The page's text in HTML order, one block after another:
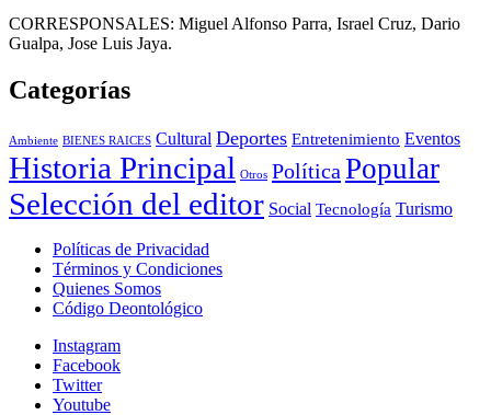
CORRESPONSALES: Miguel Alfonso Parra, Israel Cruz, Dario
Gualpa, Jose Luis Jaya.
Categorías
Ambiente BIENES RAICES Cultural Deportes Entretenimiento Eventos
Historia Principal Otros Política Popular
Selección del editor Social Tecnología Turismo
Políticas de Privacidad
Términos y Condiciones
Quienes Somos
Código Deontológico
Instagram
Facebook
Twitter
Youtube